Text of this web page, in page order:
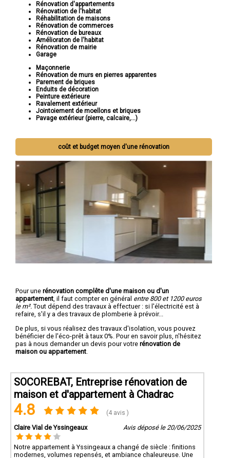
Rénovation d'appartements
Rénovation de l'habitat
Réhabilitation de maisons
Rénovation de commerces
Rénovation de bureaux
Amélioraton de l'habitat
Rénovation de mairie
Garage
Maçonnerie
Rénovation de murs en pierres apparentes
Parement de briques
Enduits de décoration
Peinture extérieure
Ravalement extérieur
Jointoiement de moellons et briques
Pavage extérieur (pierre, calcaire,...)
coût et budget moyen d'une rénovation
Pour une rénovation complête d'une maison ou d'un
appartement , il faut compter en général entre 800 et 1200 euros
le m². Tout dépend des travaux à effectuer : si l'électricité est à
refaire, s'il y a des travaux de plomberie à prévoir...
De plus, si vous réalisez des travaux d'isolation, vous pouvez
bénéficier de l'éco-prêt à taux 0%. Pour en savoir plus, n'hésitez
pas à nous demander un devis pour votre rénovation de
maison ou appartement
SOCOREBAT, Entreprise rénovation de
maison et d'appartement à Chadrac
4.8 (4 avis )
Claire Vial de Yssingeaux Avis déposé le 20/06/2025
Notre appartement à Yssingeaux a changé de siècle : finitions
modernes, volumes repensés, et ambiance chaleureuse. Une